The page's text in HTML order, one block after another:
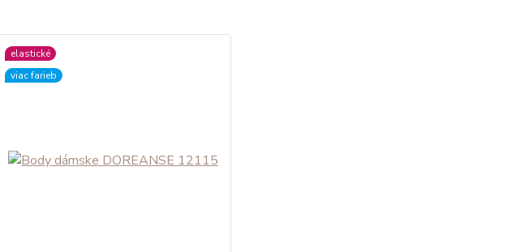
elastické
viac farieb